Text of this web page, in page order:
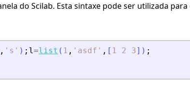
do Scilab. Esta sintaxe pode ser utilizada
, ' s ' ) ; l=list ( 1 , ' asdf ' , [ 1 2 3] ) ;